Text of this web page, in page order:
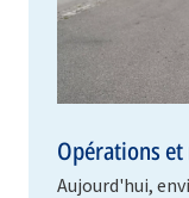
Opérations et
Aujourd'hui,